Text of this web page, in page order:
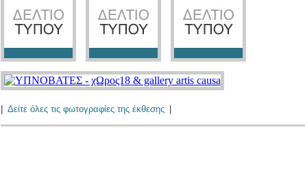
Δείτε όλες τις φωτογραφίες της έκθεσης